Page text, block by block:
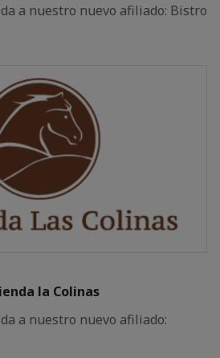
a nuestro nuevo afiliado: Bistro
la Colinas
a nuestro nuevo afiliado: